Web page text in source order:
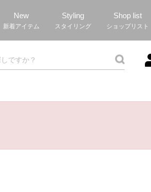
New
新着アイテム
Styling
スタイリング
Shop list
ショップリスト